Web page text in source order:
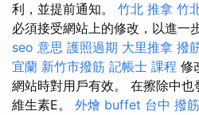
利，並提前通知。 竹北 推拿 竹
必須接受網站上的修改，以進一
seo 意思 護照過期 大里推拿 撥
宜蘭 新竹市撥筋 記帳士 課程 修
網站時對用戶有效。 在擦除中
維生素E。 外燴 buffet 台中 撥筋